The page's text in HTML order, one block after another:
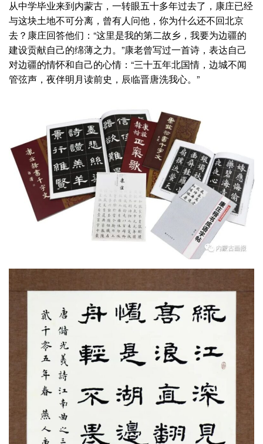
从中学毕业来到内蒙古，一转眼五十多年过去了，康庄已经
与这块土地不可分离，曾有人问他，你为什么还不回北京
去？康庄回答他们：“这里是我的第二故乡，我要为边疆的
建设贡献自己的绵薄之力。”康老曾写过一首诗，表达自己
对边疆的情怀和自己的心情：“三十五年北国情，边城不闻
管弦声，夜伴明月读前史，辰临晋唐洗我心。”